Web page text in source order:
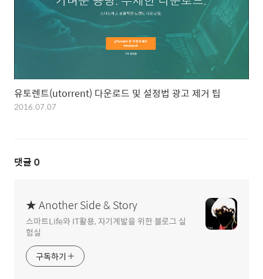
유토렌트(utorrent) 다운로드 및 설정법 광고 제거 팁
2016.07.07
댓글 0
★ Another Side & Story
스마트Life와 IT활용, 자기계발을 위한 블로그 실
험실
구독하기